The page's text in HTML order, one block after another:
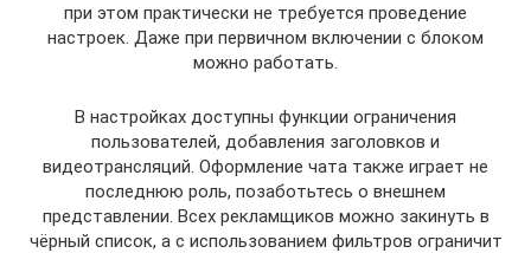
при этом практически не требуется проведение
настроек. Даже при первичном включении с блоком
можно работать.
В настройках доступны функции ограничения
пользователей, добавления заголовков и
видеотрансляций. Оформление чата также играет не
последнюю роль, позаботьтесь о внешнем
представлении. Всех рекламщиков можно закинуть в
чёрный список, а с использованием фильтров ограничит